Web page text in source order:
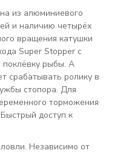
из алюминиевого
и наличию четырёх
вращения катушки
Super Stopper с
рыбы. А
срабатывать ролику в
стопора. Для
торможения
доступ к
Независимо от